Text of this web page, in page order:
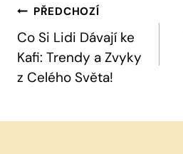
Navigace
Pro
Příspěvek
PŘEDCHOZÍ
Co Si Lidi Dávají ke
Kafi: Trendy a Zvyky
z Celého Světa!